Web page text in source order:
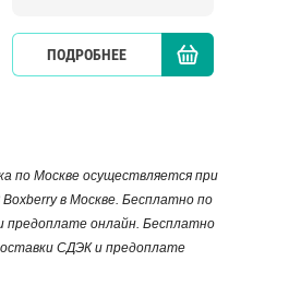
КУПИТЬПОДРОБНЕЕ
по Москве осуществляется при
в Москве. Бесплатно по
предоплате онлайн. Бесплатно
СДЭК и предоплате